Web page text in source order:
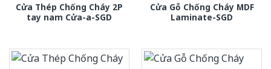
Cửa Thép Chống Cháy 2P
tay nam Cửa-a-SGD
Cửa Gỗ Chống Cháy MDF
Laminate-SGD